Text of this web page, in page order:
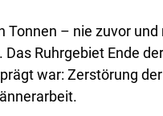
Tonnen – nie zuvor
Das Ruhrgebiet Ende
war: Zerstörung